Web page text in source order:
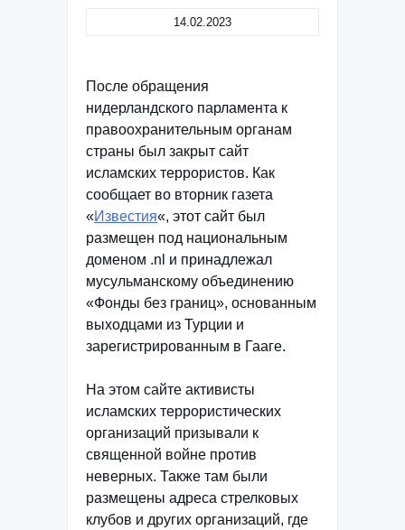
14.02.2023
После обращения
нидерландского парламента к
правоохранительным органам
страны был закрыт сайт
исламских террористов. Как
сообщает во вторник газета
«Известия«, этот сайт был
размещен под национальным
доменом .nl и принадлежал
мусульманскому объединению
«Фонды без границ», основанным
выходцами из Турции и
зарегистрированным в Гааге.
На этом сайте активисты
исламских террористических
организаций призывали к
священной войне против
неверных. Также там были
размещены адреса стрелковых
клубов и других организаций, где